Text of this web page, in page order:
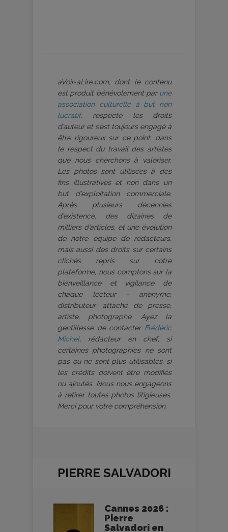
aVoir-aLire.com, dont le contenu
est produit bénévolement par une
association culturelle à but non
lucratif, respecte les droits
d’auteur et s’est toujours engagé à
être rigoureux sur ce point, dans
le respect du travail des artistes
que nous cherchons à valoriser.
Les photos sont utilisées à des
fins illustratives et non dans un
but d’exploitation commerciale.
Après plusieurs décennies
d’existence, des dizaines de
milliers d’articles, et une évolution
de notre équipe de rédacteurs,
mais aussi des droits sur certains
clichés repris sur notre
plateforme, nous comptons sur la
bienveillance et vigilance de
chaque lecteur - anonyme,
distributeur, attaché de presse,
artiste, photographe. Ayez la
gentillesse de contacter Frédéric
Michel, rédacteur en chef, si
certaines photographies ne sont
pas ou ne sont plus utilisables, si
les crédits doivent être modifiés
ou ajoutés. Nous nous engageons
à retirer toutes photos litigieuses.
Merci pour votre compréhension.
PIERRE SALVADORI
Cannes 2026 :
Pierre
Salvadori en